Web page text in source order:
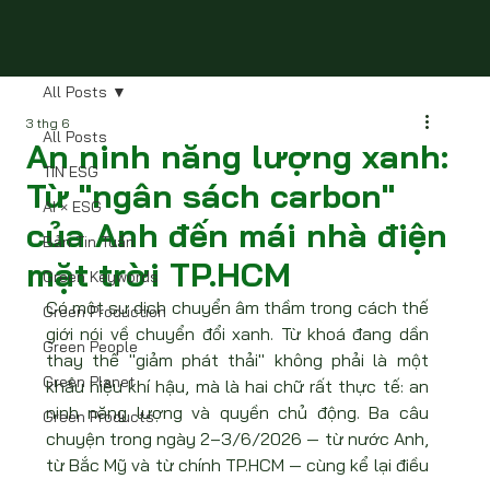
All Posts
TIN ESG
AI × ESG
Bản Tin Tuần
Green Keywords
Green Production
Green People
Green Planet
Green Products
All Posts
An ninh năng lượng xanh:
Từ "ngân sách carbon"
của Anh đến mái nhà điện
mặt trời TP.HCM
3 thg 6
Có một sự dịch chuyển âm thầm trong cách thế
giới nói về chuyển đổi xanh. Từ khoá đang dần
thay thế "giảm phát thải" không phải là một
khẩu hiệu khí hậu, mà là hai chữ rất thực tế: an
ninh năng lượng và quyền chủ động. Ba câu
chuyện trong ngày 2–3/6/2026 — từ nước Anh,
từ Bắc Mỹ và từ chính TP.HCM — cùng kể lại điều